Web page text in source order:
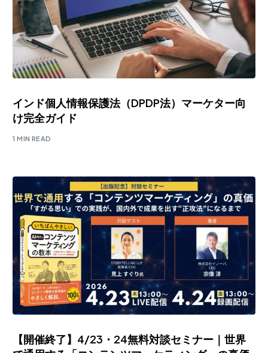
インド個人情報保護法（DPDP法）マーケター向
け完全ガイド
1 MIN READ
【開催終了】4/23・24無料対談セミナー｜世界